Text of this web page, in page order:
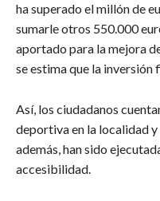
ha superado el millón de
sumarle otros 550.000
aportado para la mejora
se estima que la inversión
Así, los ciudadanos
deportiva en la localidad
además, han sido
accesibilidad.